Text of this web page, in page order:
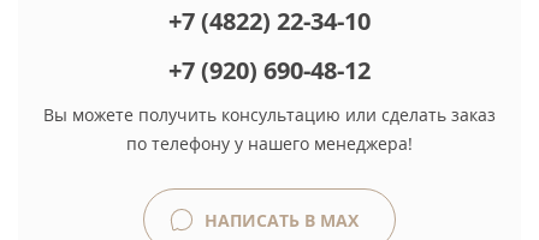
+7 (4822) 22-34-10
+7 (920) 690-48-12
Вы можете получить консультацию или сделать заказ
по телефону у нашего менеджера!
НАПИСАТЬ В MAX